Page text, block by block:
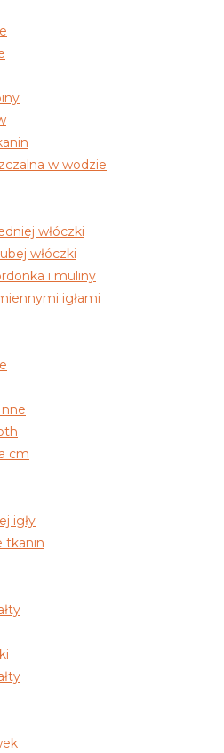
w wodzie
włóczki
włóczki
i muliny
igłami
cm
igły
tkanin